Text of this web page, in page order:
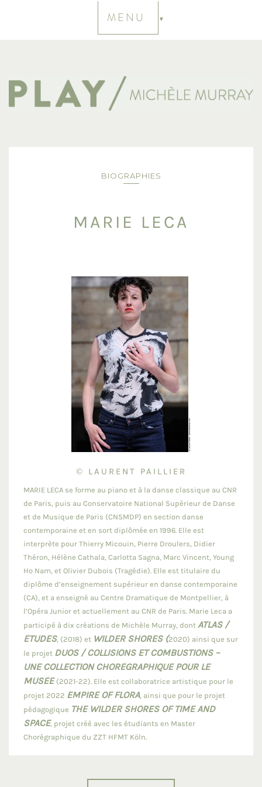
MENU
BIOGRAPHIES
MARIE LECA
© LAURENT PAILLIER
MARIE LECA se forme au piano et à la danse classique au CNR
de Paris, puis au Conservatoire National Supérieur de Danse
et de Musique de Paris (CNSMDP) en section danse
contemporaine et en sort diplômée en 1996. Elle est
interprète pour Thierry Micouin, Pierre Droulers, Didier
Théron, Hélène Cathala, Carlotta Sagna, Marc Vincent, Young
Ho Nam, et Olivier Dubois (Tragédie). Elle est titulaire du
diplôme d’enseignement supérieur en danse contemporaine
(CA), et a enseigné au Centre Dramatique de Montpellier, à
l’Opéra Junior et actuellement au CNR de Paris. Marie Leca a
participé à dix créations de Michèle Murray, dont ATLAS /
ÉTUDES, (2018) et WILDER SHORES (2020) ainsi que sur
le projet DUOS / COLLISIONS ET COMBUSTIONS –
UNE COLLECTION CHORÉGRAPHIQUE POUR LE
MUSÉE (2021-22). Elle est collaboratrice artistique pour le
projet 2022 EMPIRE OF FLORA, ainsi que pour le projet
pédagogique THE WILDER SHORES OF TIME AND
SPACE, projet créé avec les étudiants en Master
Chorégraphique du ZZT HFMT Köln.